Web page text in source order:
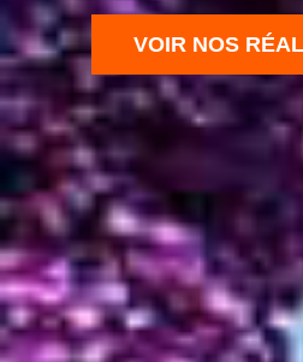
VOIR NOS